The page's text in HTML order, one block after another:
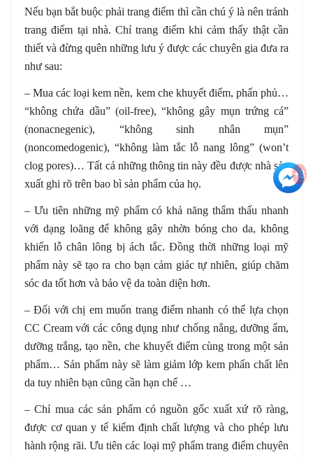
Nếu bạn bắt buộc phải trang điểm thì cần chú ý là nên tránh
trang điểm tại nhà. Chỉ trang điểm khi cảm thấy thật cần
thiết và đừng quên những lưu ý được các chuyên gia đưa ra
như sau:
– Mua các loại kem nền, kem che khuyết điểm, phấn phủ…
“không chứa dầu” (oil-free), “không gây mụn trứng cá”
(nonacnegenic), “không sinh nhân mụn”
(noncomedogenic), “không làm tắc lỗ nang lông” (won’t
clog pores)… Tất cả những thông tin này đều được nhà sản
xuất ghi rõ trên bao bì sản phẩm của họ.
– Ưu tiên những mỹ phẩm có khả năng thẩm thấu nhanh
với dạng loãng để không gây nhờn bóng cho da, không
khiến lỗ chân lông bị ách tắc. Đồng thời những loại mỹ
phẩm này sẽ tạo ra cho bạn cảm giác tự nhiên, giúp chăm
sóc da tốt hơn và bảo vệ da toàn diện hơn.
– Đối với chị em muốn trang điểm nhanh có thể lựa chọn
CC Cream với các công dụng như chống nắng, dưỡng ẩm,
dưỡng trắng, tạo nền, che khuyết điểm cùng trong một sản
phẩm… Sản phẩm này sẽ làm giảm lớp kem phấn chất lên
da tuy nhiên bạn cũng cần hạn chế …
– Chỉ mua các sản phẩm có nguồn gốc xuất xứ rõ ràng,
được cơ quan y tế kiểm định chất lượng và cho phép lưu
hành rộng rãi. Ưu tiên các loại mỹ phẩm trang điểm chuyên
+3